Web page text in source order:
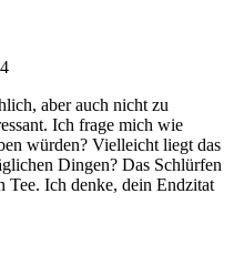
aber auch nicht zu
Ich frage mich wie
würden? Vielleicht liegt das
Dingen? Das Schlürfen
Tee. Ich denke, dein Endzitat